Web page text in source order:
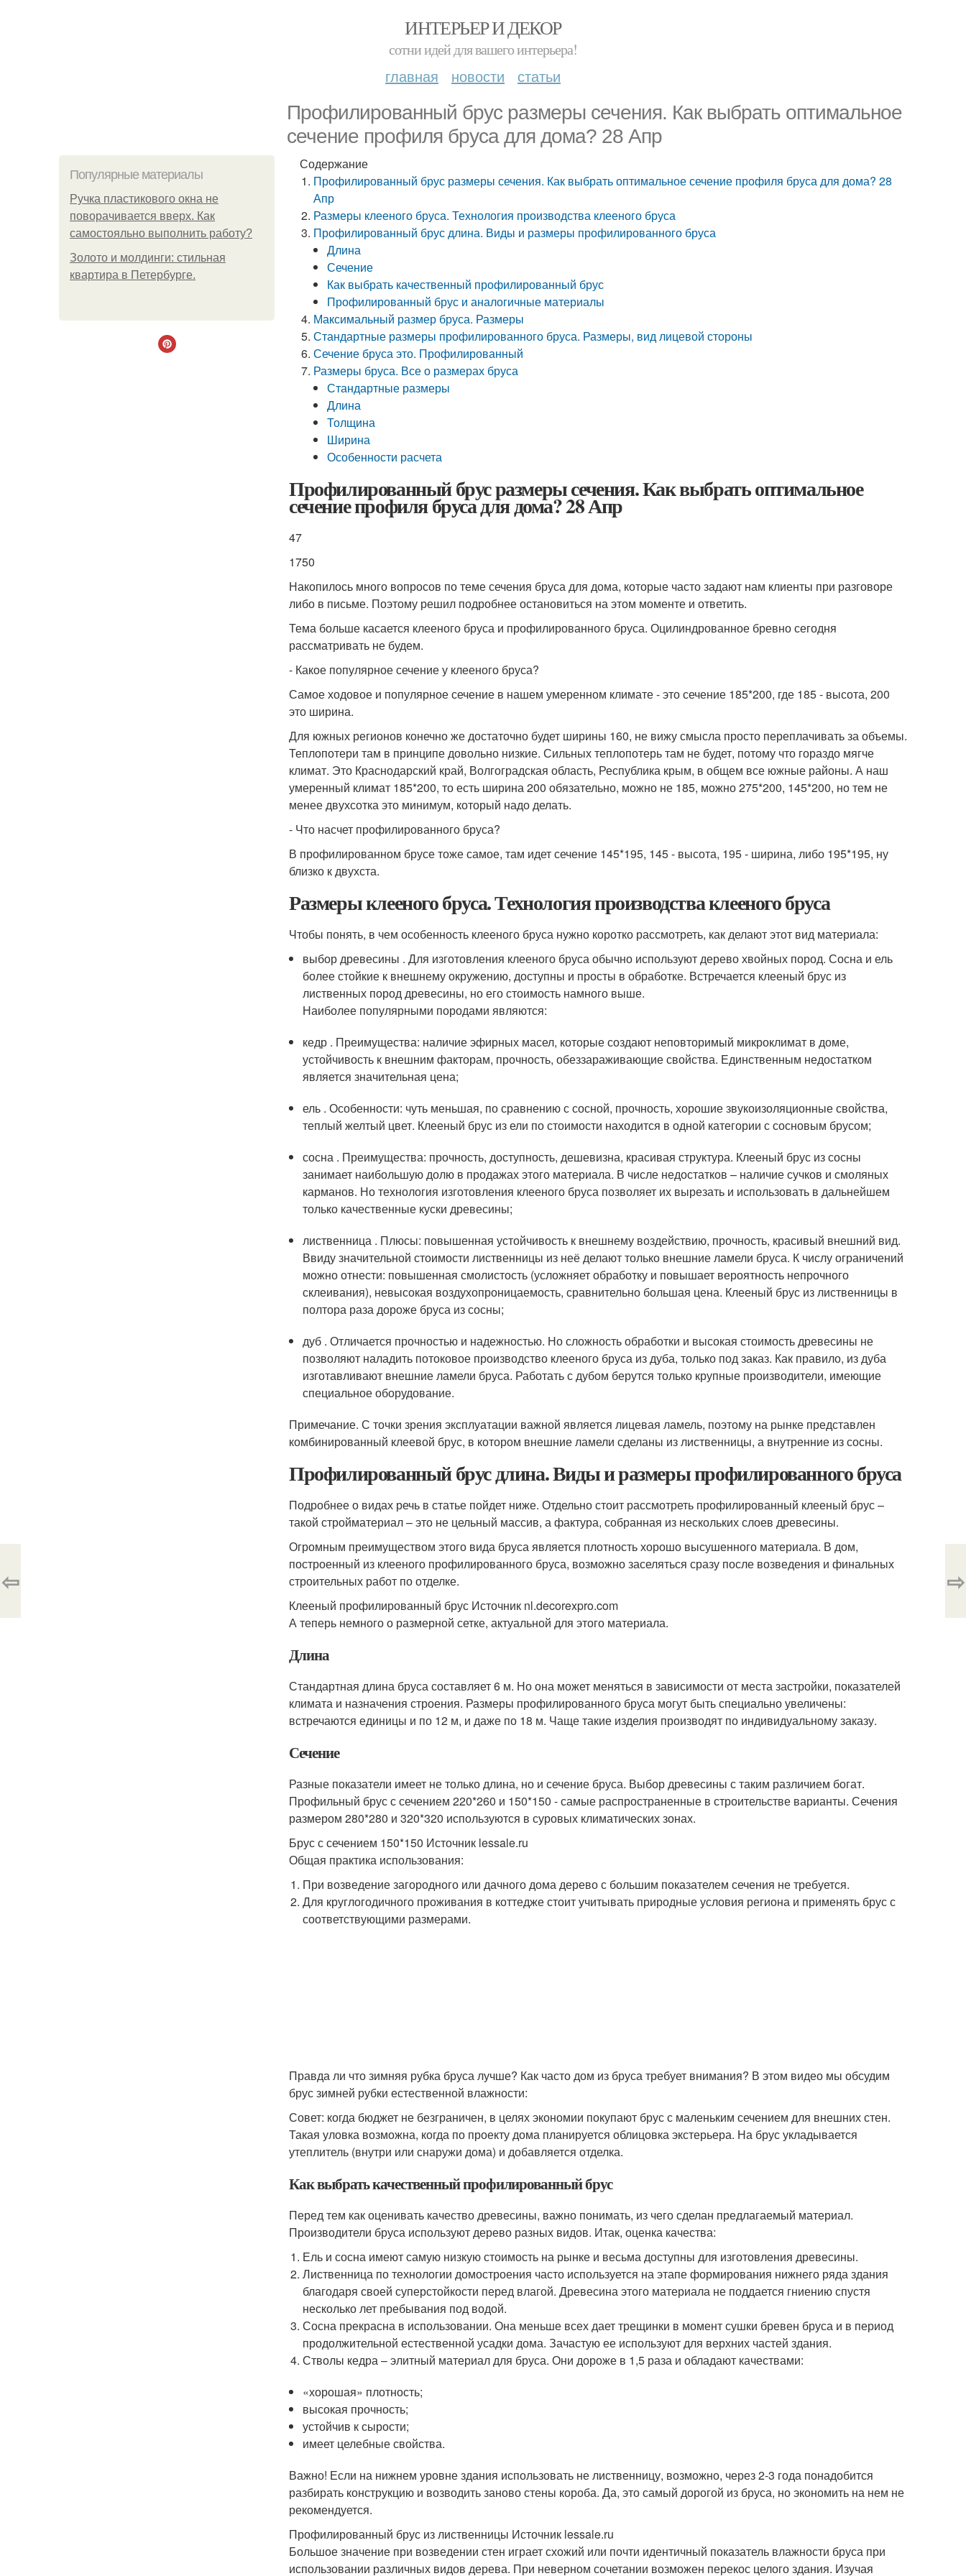
ИНТЕРЬЕР И ДЕКОР
сотни идей для вашего интерьера!
главная новости статьи
Профилированный брус размеры сечения. Как выбрать оптимальное
сечение профиля бруса для дома? 28 Апр
Популярные материалы
Ручка пластикового окна не
поворачивается вверх. Как
самостояльно выполнить работу?
Золото и молдинги: стильная
квартира в Петербурге.
Содержание
Профилированный брус размеры сечения. Как выбрать оптимальное сечение профиля бруса для дома? 28
Апр
Размеры клееного бруса. Технология производства клееного бруса
Профилированный брус длина. Виды и размеры профилированного бруса
Длина
Сечение
Как выбрать качественный профилированный брус
Профилированный брус и аналогичные материалы
Максимальный размер бруса. Размеры
Стандартные размеры профилированного бруса. Размеры, вид лицевой стороны
Сечение бруса это. Профилированный
Размеры бруса. Все о размерах бруса
Стандартные размеры
Длина
Толщина
Ширина
Особенности расчета
Профилированный брус размеры сечения. Как выбрать оптимальное
сечение профиля бруса для дома? 28 Апр
47
1750
Накопилось много вопросов по теме сечения бруса для дома, которые часто задают нам клиенты при разговоре
либо в письме. Поэтому решил подробнее остановиться на этом моменте и ответить.
Тема больше касается клееного бруса и профилированного бруса. Оцилиндрованное бревно сегодня
рассматривать не будем.
- Какое популярное сечение у клееного бруса?
Самое ходовое и популярное сечение в нашем умеренном климате - это сечение 185*200, где 185 - высота, 200
это ширина.
Для южных регионов конечно же достаточно будет ширины 160, не вижу смысла просто переплачивать за объемы.
Теплопотери там в принципе довольно низкие. Сильных теплопотерь там не будет, потому что гораздо мягче
климат. Это Краснодарский край, Волгоградская область, Республика крым, в общем все южные районы. А наш
умеренный климат 185*200, то есть ширина 200 обязательно, можно не 185, можно 275*200, 145*200, но тем не
менее двухсотка это минимум, который надо делать.
- Что насчет профилированного бруса?
В профилированном брусе тоже самое, там идет сечение 145*195, 145 - высота, 195 - ширина, либо 195*195, ну
близко к двухста.
Размеры клееного бруса. Технология производства клееного бруса
Чтобы понять, в чем особенность клееного бруса нужно коротко рассмотреть, как делают этот вид материала:
выбор древесины . Для изготовления клееного бруса обычно используют дерево хвойных пород. Сосна и ель
более стойкие к внешнему окружению, доступны и просты в обработке. Встречается клееный брус из
лиственных пород древесины, но его стоимость намного выше.
Наиболее популярными породами являются:
кедр . Преимущества: наличие эфирных масел, которые создают неповторимый микроклимат в доме,
устойчивость к внешним факторам, прочность, обеззараживающие свойства. Единственным недостатком
является значительная цена;
ель . Особенности: чуть меньшая, по сравнению с сосной, прочность, хорошие звукоизоляционные свойства,
теплый желтый цвет. Клееный брус из ели по стоимости находится в одной категории с сосновым брусом;
сосна . Преимущества: прочность, доступность, дешевизна, красивая структура. Клееный брус из сосны
занимает наибольшую долю в продажах этого материала. В числе недостатков – наличие сучков и смоляных
карманов. Но технология изготовления клееного бруса позволяет их вырезать и использовать в дальнейшем
только качественные куски древесины;
лиственница . Плюсы: повышенная устойчивость к внешнему воздействию, прочность, красивый внешний вид.
Ввиду значительной стоимости лиственницы из неё делают только внешние ламели бруса. К числу ограничений
можно отнести: повышенная смолистость (усложняет обработку и повышает вероятность непрочного
склеивания), невысокая воздухопроницаемость, сравнительно большая цена. Клееный брус из лиственницы в
полтора раза дороже бруса из сосны;
дуб . Отличается прочностью и надежностью. Но сложность обработки и высокая стоимость древесины не
позволяют наладить потоковое производство клееного бруса из дуба, только под заказ. Как правило, из дуба
изготавливают внешние ламели бруса. Работать с дубом берутся только крупные производители, имеющие
специальное оборудование.
Примечание. С точки зрения эксплуатации важной является лицевая ламель, поэтому на рынке представлен
комбинированный клеевой брус, в котором внешние ламели сделаны из лиственницы, а внутренние из сосны.
Профилированный брус длина. Виды и размеры профилированного бруса
Подробнее о видах речь в статье пойдет ниже. Отдельно стоит рассмотреть профилированный клееный брус –
такой стройматериал – это не цельный массив, а фактура, собранная из нескольких слоев древесины.
Огромным преимуществом этого вида бруса является плотность хорошо высушенного материала. В дом,
построенный из клееного профилированного бруса, возможно заселяться сразу после возведения и финальных
строительных работ по отделке.
Клееный профилированный брус Источник nl.decorexpro.com
А теперь немного о размерной сетке, актуальной для этого материала.
Длина
Стандартная длина бруса составляет 6 м. Но она может меняться в зависимости от места застройки, показателей
климата и назначения строения. Размеры профилированного бруса могут быть специально увеличены:
встречаются единицы и по 12 м, и даже по 18 м. Чаще такие изделия производят по индивидуальному заказу.
Сечение
Разные показатели имеет не только длина, но и сечение бруса. Выбор древесины с таким различием богат.
Профильный брус с сечением 220*260 и 150*150 - самые распространенные в строительстве варианты. Сечения
размером 280*280 и 320*320 используются в суровых климатических зонах.
Брус с сечением 150*150 Источник lessale.ru
Общая практика использования:
При возведение загородного или дачного дома дерево с большим показателем сечения не требуется.
Для круглогодичного проживания в коттедже стоит учитывать природные условия региона и применять брус с
соответствующими размерами.
Правда ли что зимняя рубка бруса лучше? Как часто дом из бруса требует внимания? В этом видео мы обсудим
брус зимней рубки естественной влажности:
Совет: когда бюджет не безграничен, в целях экономии покупают брус с маленьким сечением для внешних стен.
Такая уловка возможна, когда по проекту дома планируется облицовка экстерьера. На брус укладывается
утеплитель (внутри или снаружи дома) и добавляется отделка.
Как выбрать качественный профилированный брус
Перед тем как оценивать качество древесины, важно понимать, из чего сделан предлагаемый материал.
Производители бруса используют дерево разных видов. Итак, оценка качества:
Ель и сосна имеют самую низкую стоимость на рынке и весьма доступны для изготовления древесины.
Лиственница по технологии домостроения часто используется на этапе формирования нижнего ряда здания
благодаря своей суперстойкости перед влагой. Древесина этого материала не поддается гниению спустя
несколько лет пребывания под водой.
Сосна прекрасна в использовании. Она меньше всех дает трещинки в момент сушки бревен бруса и в период
продолжительной естественной усадки дома. Зачастую ее используют для верхних частей здания.
Стволы кедра – элитный материал для бруса. Они дороже в 1,5 раза и обладают качествами:
«хорошая» плотность;
высокая прочность;
устойчив к сырости;
имеет целебные свойства.
Важно! Если на нижнем уровне здания использовать не лиственницу, возможно, через 2-3 года понадобится
разбирать конструкцию и возводить заново стены короба. Да, это самый дорогой из бруса, но экономить на нем не
рекомендуется.
Профилированный брус из лиственницы Источник lessale.ru
Большое значение при возведении стен играет схожий или почти идентичный показатель влажности бруса при
использовании различных видов дерева. При неверном сочетании возможен перекос целого здания. Изучая
⇦ ⇨